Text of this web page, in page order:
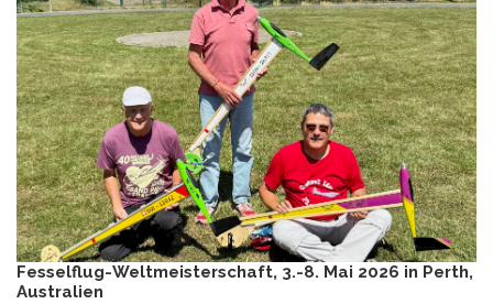
Fesselflug-Weltmeisterschaft, 3.-8. Mai 2026 in Perth,
Australien